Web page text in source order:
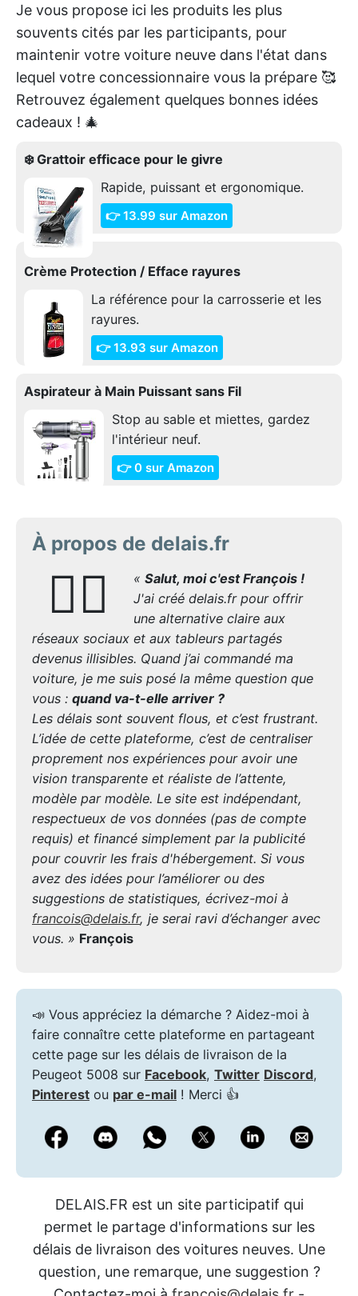
Je vous propose ici les produits les plus
souvents cités par les participants, pour
maintenir votre voiture neuve dans l'état dans
lequel votre concessionnaire vous la prépare 🥰
Retrouvez également quelques bonnes idées
cadeaux ! 🎄
❄️ Grattoir efficace pour le givre
Rapide, puissant et ergonomique.
👉 13.99 sur Amazon
Crème Protection / Efface rayures
La référence pour la carrosserie et les
rayures.
👉 13.93 sur Amazon
Aspirateur à Main Puissant sans Fil
Stop au sable et miettes, gardez
l'intérieur neuf.
👉 0 sur Amazon
À propos de delais.fr
🙋‍♂️ « Salut, moi c'est François !
J'ai créé delais.fr pour offrir
une alternative claire aux
réseaux sociaux et aux tableurs partagés
devenus illisibles. Quand j’ai commandé ma
voiture, je me suis posé la même question que
vous : quand va-t-elle arriver ?
Les délais sont souvent flous, et c’est frustrant.
L’idée de cette plateforme, c’est de centraliser
proprement nos expériences pour avoir une
vision transparente et réaliste de l’attente,
modèle par modèle. Le site est indépendant,
respectueux de vos données (pas de compte
requis) et financé simplement par la publicité
pour couvrir les frais d'hébergement. Si vous
avez des idées pour l’améliorer ou des
suggestions de statistiques, écrivez-moi à
francois@delais.fr, je serai ravi d’échanger avec
vous. » François
📣 Vous appréciez la démarche ? Aidez-moi à
faire connaître cette plateforme en partageant
cette page sur les délais de livraison de la
Peugeot 5008 sur Facebook, Twitter Discord,
Pinterest ou par e-mail ! Merci 👍
DELAIS.FR est un site participatif qui
permet le partage d'informations sur les
délais de livraison des voitures neuves. Une
question, une remarque, une suggestion ?